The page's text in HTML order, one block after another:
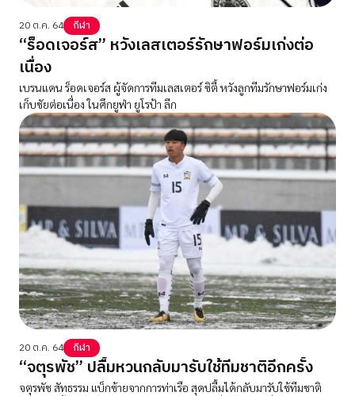
20 ต.ค. 64 กีฬา
“ร็อดเจอร์ส” หวังเลสเตอร์รักษาฟอร์มเก่งต่อ
เนื่อง
เบรนแดน ร็อดเจอร์ส ผู้จัดการทีมเลสเตอร์ ซิตี้ หวังลูกทีมรักษาฟอร์มเก่ง
เก็บชัยต่อเนื่อง ในศึกยูฟ่า ยูโรป้า ลีก
20 ต.ค. 64 กีฬา
“จตุรพัช” ปลื้มหวนกลับมารับใช้ทีมชาติอีกครั้ง
จตุรพัช สัทธรรม แบ็กซ้ายจากการท่าเรือ สุดปลื้มได้กลับมารับใช้ทีมชาติ